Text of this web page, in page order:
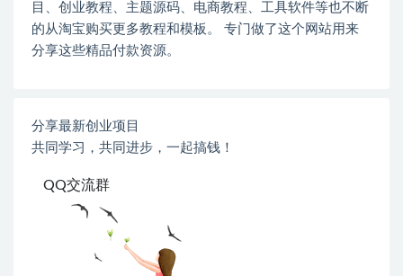
目、创业教程、主题源码、电商教程、工具软件等也不断
的从淘宝购买更多教程和模板。 专门做了这个网站用来
分享这些精品付款资源。
分享最新创业项目
共同学习，共同进步，一起搞钱！
QQ交流群